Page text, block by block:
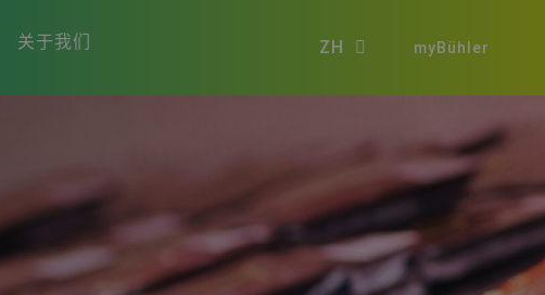
关于我们 ZH myBühler